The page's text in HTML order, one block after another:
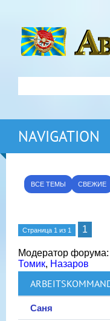
NAVIGATION
ВСЕ ТЕМЫ СВЕЖИЕ
Страница 1 из 1 1
Модератор форума:
Томик, Назаров
Саня